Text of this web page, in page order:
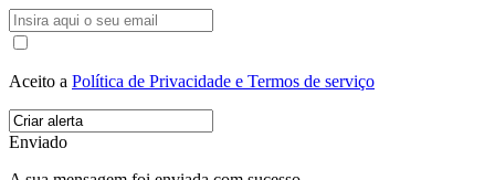
Aceito a Política de Privacidade e Termos de serviço
Enviado